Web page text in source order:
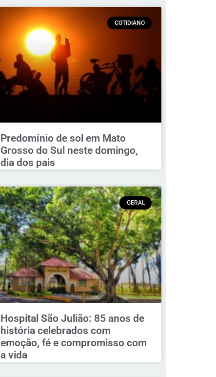
COTIDIANO
Predomínio de sol em Mato
Grosso do Sul neste domingo,
dia dos pais
GERAL
Hospital São Julião: 85 anos de
história celebrados com
emoção, fé e compromisso com
a vida